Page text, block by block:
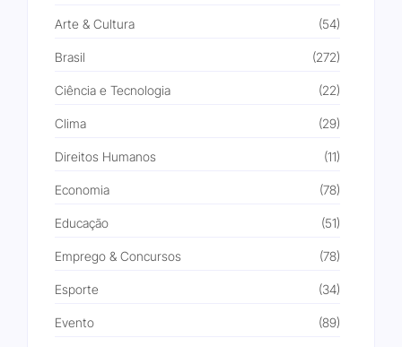
Arte & Cultura (54)
Brasil (272)
Ciência e Tecnologia (22)
Clima (29)
Direitos Humanos (11)
Economia (78)
Educação (51)
Emprego & Concursos (78)
Esporte (34)
Evento (89)